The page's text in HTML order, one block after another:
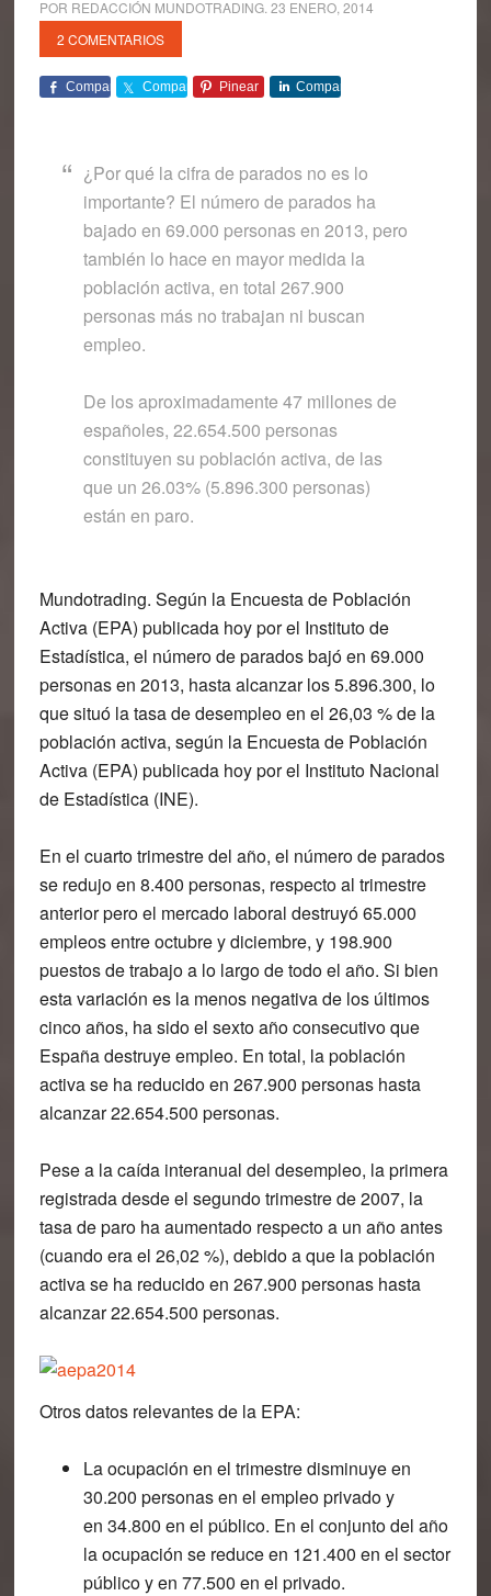
POR REDACCIÓN MUNDOTRADING. 23 ENERO, 2014
2 COMENTARIOS
Comparte Comparte Pinear Comparte
¿Por qué la cifra de parados no es lo
importante? El número de parados ha
bajado en 69.000 personas en 2013, pero
también lo hace en mayor medida la
población activa, en total 267.900
personas más no trabajan ni buscan
empleo.
De los aproximadamente 47 millones de
españoles, 22.654.500 personas
constituyen su población activa, de las
que un 26.03% (5.896.300 personas)
están en paro.
Mundotrading. Según la Encuesta de Población
Activa (EPA) publicada hoy por el Instituto de
Estadística, el número de parados bajó en 69.000
personas en 2013, hasta alcanzar los 5.896.300, lo
que situó la tasa de desempleo en el 26,03 % de la
población activa, según la Encuesta de Población
Activa (EPA) publicada hoy por el Instituto Nacional
de Estadística (INE).
En el cuarto trimestre del año, el número de parados
se redujo en 8.400 personas, respecto al trimestre
anterior pero el mercado laboral destruyó 65.000
empleos entre octubre y diciembre, y 198.900
puestos de trabajo a lo largo de todo el año. Si bien
esta variación es la menos negativa de los últimos
cinco años, ha sido el sexto año consecutivo que
España destruye empleo. En total, la población
activa se ha reducido en 267.900 personas hasta
alcanzar 22.654.500 personas.
Pese a la caída interanual del desempleo, la primera
registrada desde el segundo trimestre de 2007, la
tasa de paro ha aumentado respecto a un año antes
(cuando era el 26,02 %), debido a que la población
activa se ha reducido en 267.900 personas hasta
alcanzar 22.654.500 personas.
Otros datos relevantes de la EPA:
La ocupación en el trimestre disminuye en
30.200 personas en el empleo privadoy
en 34.800 en el público. En el conjunto del año
la ocupación se reduce en 121.400 en el sector
público y en 77.500 en el privado.